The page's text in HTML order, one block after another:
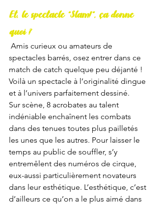
Et, le spectacle “Slam!”, ça donne
quoi ?
Amis curieux ou amateurs de
spectacles barrés, osez entrer dans ce
match de catch quelque peu déjanté !
Voilà un spectacle à l’originalité dingue
et à l’univers parfaitement dessiné.
Sur scène, 8 acrobates au talent
indéniable enchaînent les combats
dans des tenues toutes plus pailletés
les unes que les autres. Pour laisser le
temps au public de souffler, s’y
entremêlent des numéros de cirque,
eux-aussi particulièrement novateurs
dans leur esthétique. L’esthétique, c’est
d’ailleurs ce qu’on a le plus aimé dans